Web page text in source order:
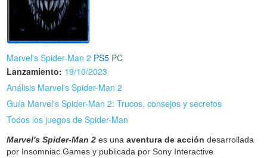
Marvel's Spider-Man 2 PS5 PC
Lanzamiento: 19/10/2023
Análisis Marvel's Spider-Man 2
Guía Marvel's Spider-Man 2: Trucos, consejos y secretos
Todos los juegos de Spider-Man
Marvel's Spider-Man 2 es unaaventura de acción desarrollada
por Insomniac Games y publicada por Sony Interactive